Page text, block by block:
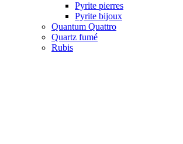
Pyrite pierres
Pyrite bijoux
Quantum Quattro
Quartz fumé
Rubis